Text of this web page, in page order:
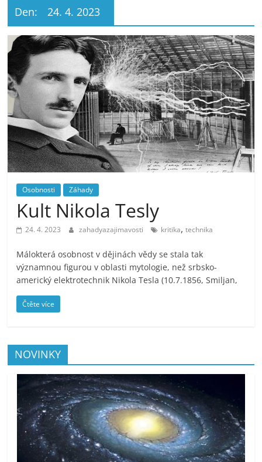
Den: 24. 4. 2023
Osobnosti Záhady
Kult Nikola Tesly
24. 4. 2023 zahadyazajimavosti kritika,technika
Málokterá osobnost v dějinách vědy se stala tak
významnou figurou v oblasti mytologie, než srbsko-
americký elektrotechnik Nikola Tesla (10.7.1856, Smiljan,
Čtěte více
NOVINKY